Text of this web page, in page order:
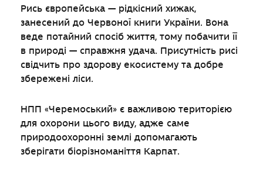
Рись європейська — рідкісний хижак,
занесений до Червоної книги України. Вона
веде потайний спосіб життя, тому побачити її
в природі — справжня удача. Присутність рисі
свідчить про здорову екосистему та добре
збережені ліси.
НПП «Черемоський» є важливою територією
для охорони цього виду, адже саме
природоохоронні землі допомагають
зберігати біорізноманіття Карпат.